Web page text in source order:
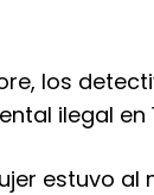
los
ilegal en
estuvo